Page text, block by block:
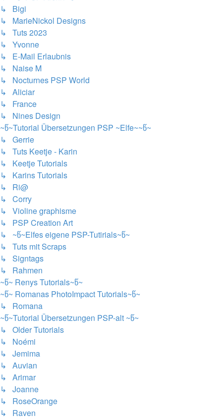
↳ Bigi
↳ MarieNickol Designs
↳ Tuts 2023
↳ Yvonne
↳ E-Mail Erlaubnis
↳ Naise M
↳ Nocturnes PSP World
↳ Aliciar
↳ France
↳ Nines Design
~წ~Tutorial Übersetzungen PSP ~Elfe~~წ~
↳ Gerrie
↳ Tuts Keetje - Karin
↳ Keetje Tutorials
↳ Karins Tutorials
↳ Ri@
↳ Corry
↳ Violine graphisme
↳ PSP Creation Art
↳ ~წ~Elfes eigene PSP-Tutirials~წ~
↳ Tuts mit Scraps
↳ Signtags
↳ Rahmen
~წ~ Renys Tutorials~წ~
~წ~ Romanas PhotoImpact Tutorials~წ~
↳ Romana
~წ~Tutorial Übersetzungen PSP-alt ~წ~
↳ Older Tutorials
↳ Noémi
↳ Jemima
↳ Auvian
↳ Arimar
↳ Joanne
↳ RoseOrange
↳ Raven